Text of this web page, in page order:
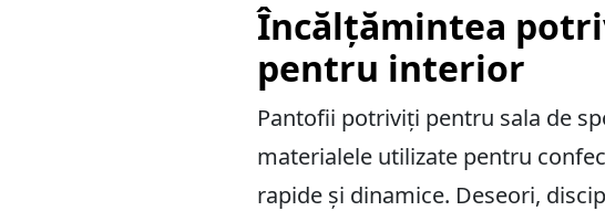
Încălțămintea
pentru interior
Pantofii potriviți pentru sala de
materialele utilizate pentru
rapide și dinamice. Deseori,